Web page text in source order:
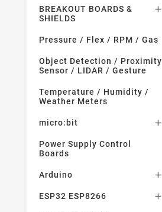
BREAKOUT BOARDS &
SHIELDS

Pressure / Flex / RPM / Gas
Object Detection / Proximity
Sensor / LIDAR / Gesture
Temperature / Humidity /
Weather Meters
micro:bit 
Power Supply Control
Boards
Arduino 
ESP32 ESP8266 